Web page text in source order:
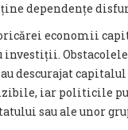
dependențe
economii
descurajat
iar politicile
sau ale unor